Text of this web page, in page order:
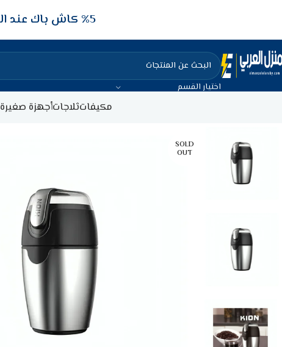
5‎% كاش باك عند الدفع عن طريق الفيزا البنكيه
اختيار القسم
مكيفاتثلاجاتأجهزة صغيرة
SOLD
OUT